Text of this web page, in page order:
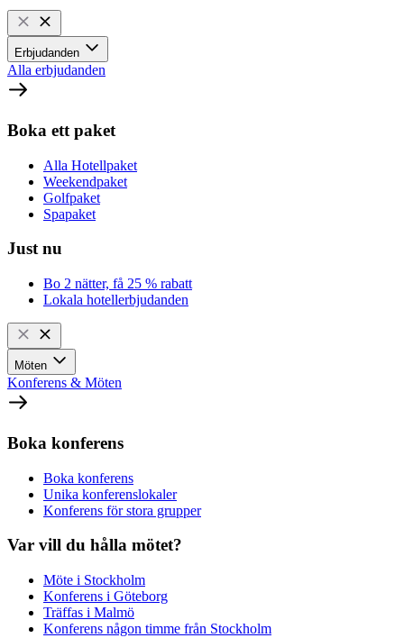
Erbjudanden
Alla erbjudanden
Boka ett paket
Alla Hotellpaket
Weekendpaket
Golfpaket
Spapaket
Just nu
Bo 2 nätter, få 25 % rabatt
Lokala hotellerbjudanden
Möten
Konferens & Möten
Boka konferens
Boka konferens
Unika konferenslokaler
Konferens för stora grupper
Var vill du hålla mötet?
Möte i Stockholm
Konferens i Göteborg
Träffas i Malmö
Konferens någon timme från Stockholm